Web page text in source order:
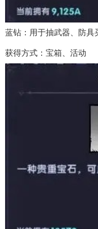
蓝钻：用于抽武器、防具
获得方式：宝箱、活动